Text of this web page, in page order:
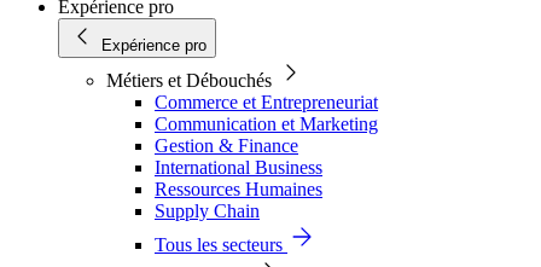
Expérience pro
Expérience pro
Métiers et Débouchés
Commerce et Entrepreneuriat
Communication et Marketing
Gestion & Finance
International Business
Ressources Humaines
Supply Chain
Tous les secteurs